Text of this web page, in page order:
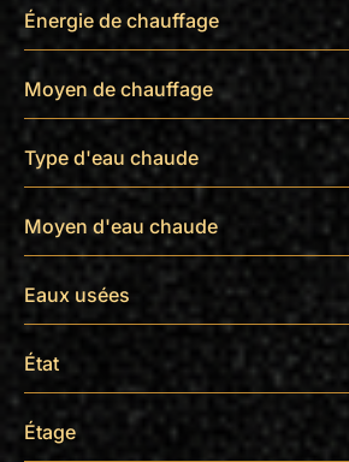
Énergie de chauffage
Moyen de chauffage
Type d'eau chaude
Moyen d'eau chaude
Eaux usées
État
Étage